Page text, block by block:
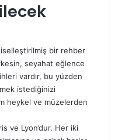
bir rehber
seyahat eğlence
​​​​vardır, bu yüzden
istediğinizi
heykel ve müzelerden
ve Lyon’dur. Her iki